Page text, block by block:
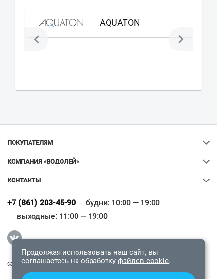
AQUATON
ПОКУПАТЕЛЯМ
КОМПАНИЯ «ВОДОЛЕЙ»
КОНТАКТЫ
+7 (861) 203-45-90
будни: 10:00 — 19:00
выходные: 11:00 — 19:00
© 2009-2026 «Водолей Онлайн». Все права защищены.
Всё верно
Продолжая использовать наш сайт, вы
соглашаетесь на обработку файлов cookie.